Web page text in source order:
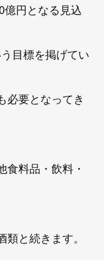
円となる見込
目標を掲げてい
必要となってき
食料品・飲料・
と続きます。